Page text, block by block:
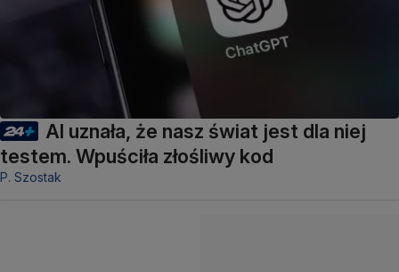
AI uznała, że nasz świat jest dla niej
testem. Wpuściła złośliwy kod
P. Szostak